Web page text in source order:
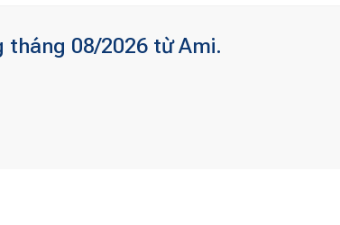
08/2026 từ Ami.